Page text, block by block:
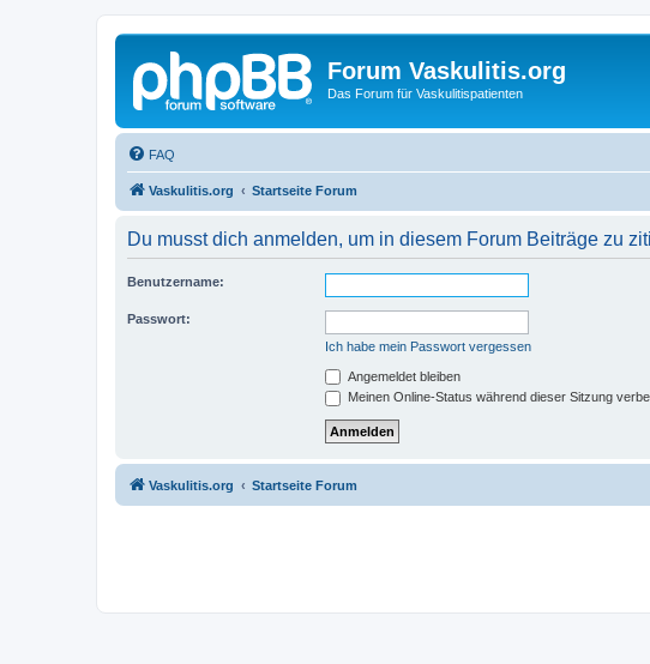
Forum Vaskulitis.org
Das Forum für Vaskulitispatienten
FAQ
Vaskulitis.org Startseite Forum
Du musst dich anmelden, um in diesem Forum Beiträge zu
Benutzername:
Passwort:
Ich habe mein Passwort vergessen
Angemeldet bleiben
Meinen Online-Status während dieser Sitzung
Vaskulitis.org Startseite Forum